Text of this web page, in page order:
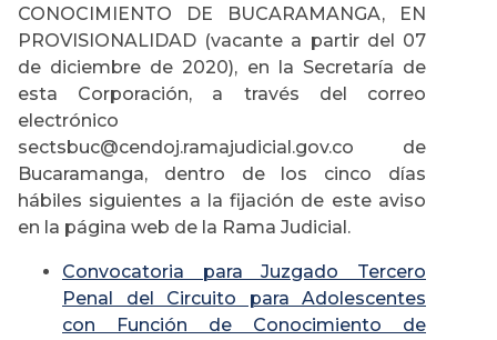
CONOCIMIENTO DE BUCARAMANGA, EN
PROVISIONALIDAD (vacante a partir del 07
de diciembre de 2020), en la Secretaría de
esta Corporación, a través del correo
electrónico
sectsbuc@cendoj.ramajudicial.gov.co de
Bucaramanga, dentro de los cinco días
hábiles siguientes a la fijación de este aviso
en la página web de la Rama Judicial.
Convocatoria para Juzgado Tercero
Penal del Circuito para Adolescentes
con Función de Conocimiento de